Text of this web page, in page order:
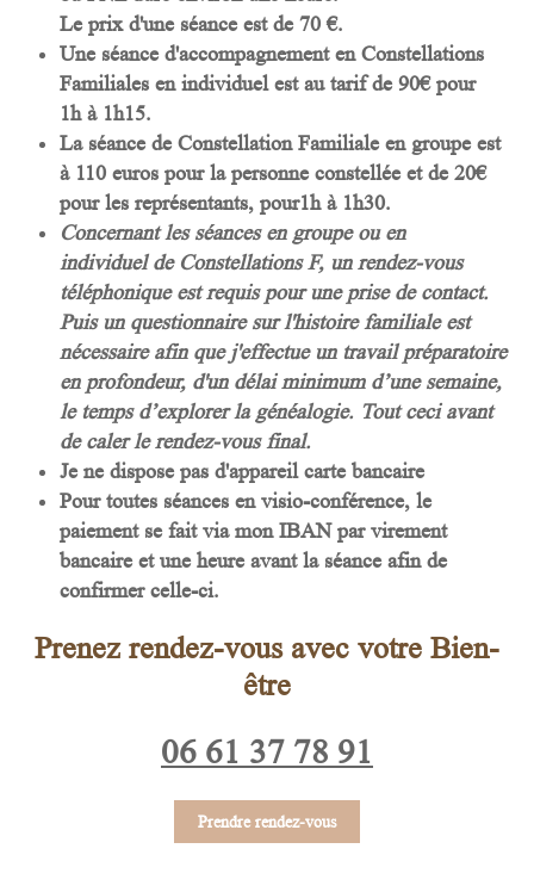
Le prix d'une séance est de 70 €.
Une séance d'accompagnement en Constellations
Familiales en individuel est au tarif de 90€ pour
1h à 1h15.
La séance de Constellation Familiale en groupe est
à 110 euros pour la personne constellée et de 20€
pour les représentants, pour1h à 1h30.
Concernant les séances en groupe ou en
individuel de Constellations F, un rendez-vous
téléphonique est requis pour une prise de contact.
Puis un questionnaire sur l'histoire familiale est
nécessaire afin que j'effectue un travail préparatoire
en profondeur, d'un délai minimum d’une semaine,
le temps d’explorer la généalogie. Tout ceci avant
de caler le rendez-vous final.
Je ne dispose pas d'appareil carte bancaire
Pour toutes séances en visio-conférence, le
paiement se fait via mon IBAN par virement
bancaire et une heure avant la séance afin de
confirmer celle-ci.
Prenez rendez-vous avec votre Bien-
être
06 61 37 78 91
Prendre rendez-vous